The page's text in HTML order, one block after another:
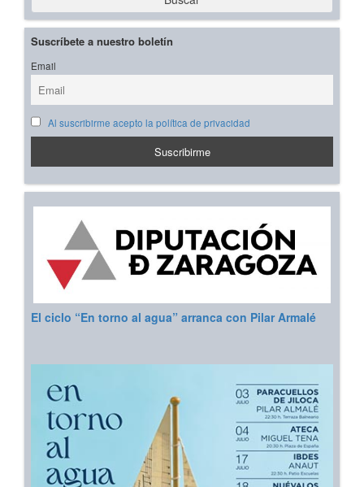
Suscríbete a nuestro boletín
Email
Al suscribirme acepto la política de privacidad
El ciclo “En torno al agua” arranca con Pilar Armalé